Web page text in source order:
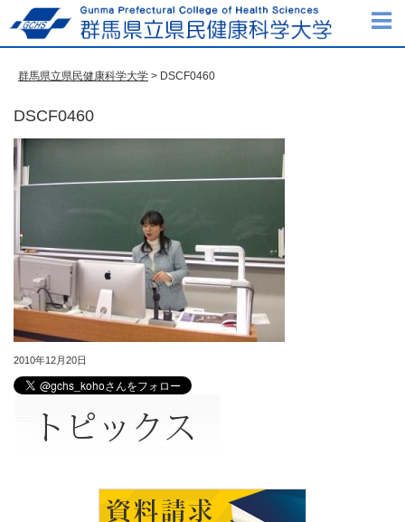
群馬県立県民健康科学大学 > DSCF0460
DSCF0460
2010年12月20日